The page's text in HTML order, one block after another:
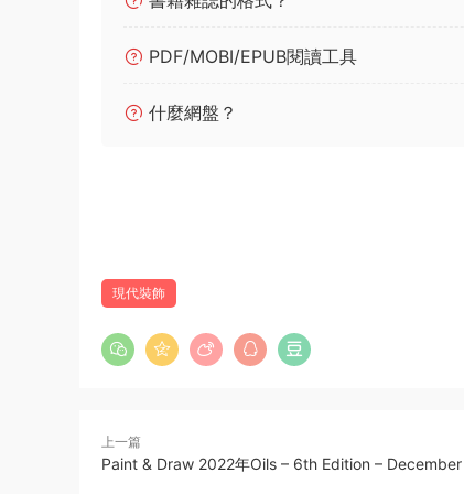
PDF/MOBI/EPUB閱讀工具
什麼網盤？
現代裝飾
上一篇
Paint & Draw 2022年Oils – 6th Edition – December